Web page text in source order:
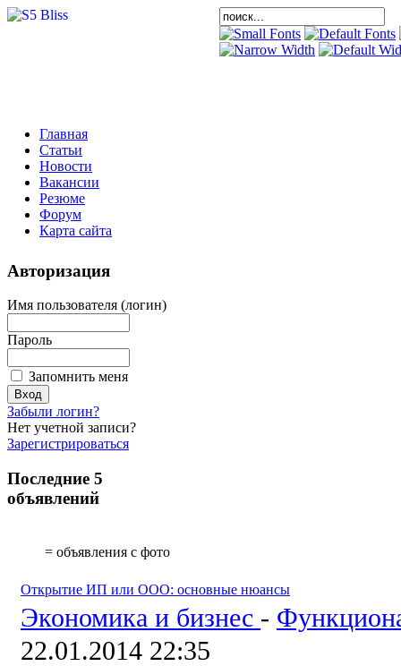
Главная
Статьи
Новости
Вакансии
Резюме
Форум
Карта сайта
Авторизация
Имя пользователя (логин)
Пароль
Запомнить меня
Забыли логин?
Нет учетной записи?
Зарегистрироваться
Последние 5
объявлений
= объявления с фото
Открытие ИП или ООО: основные нюансы
Экономика и бизнес -
22.01.2014 22:35